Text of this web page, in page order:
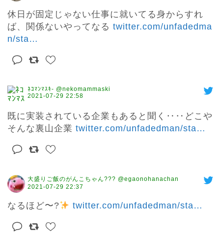
休日が固定じゃない仕事に就いてる身からすれ
ば、関係ないやってなる twitter.com/unfadedma
n/sta…
ﾈｺﾏﾝﾏｽｷ- @nekomammaski
2021-07-29 22:58
既に実装されている企業もあると聞く‥‥どこや
そんな裏山企業 twitter.com/unfadedman/sta…
大盛りご飯のがんこちゃん??? @egaonohanachan
2021-07-29 22:37
なるほど〜? twitter.com/unfadedman/sta…